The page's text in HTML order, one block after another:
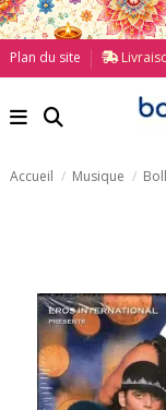
Plan du site
Accueil Musique